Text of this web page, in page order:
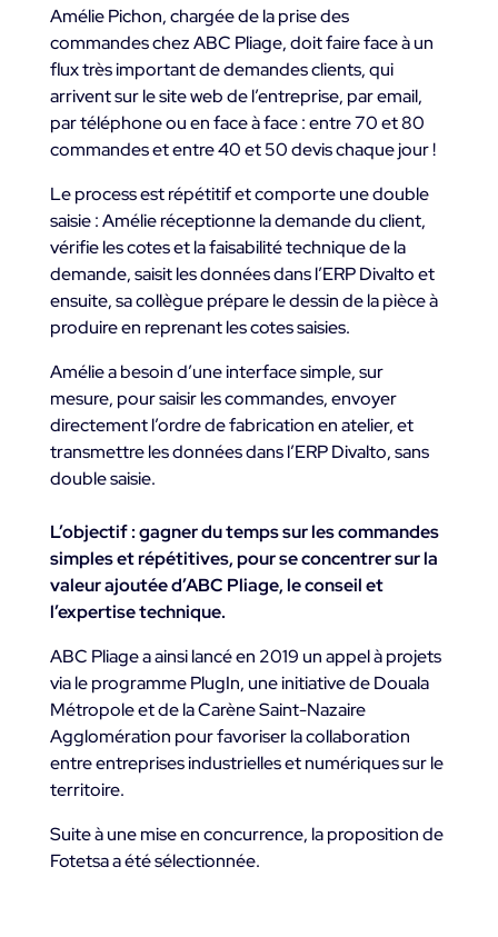
Amélie Pichon, chargée de la prise des
commandes chez ABC Pliage, doit faire face à un
flux très important de demandes clients, qui
arrivent sur le site web de l’entreprise, par email,
par téléphone ou en face à face : entre 70 et 80
commandes et entre 40 et 50 devis chaque jour !
Le process est répétitif et comporte une double
saisie : Amélie réceptionne la demande du client,
vérifie les cotes et la faisabilité technique de la
demande, saisit les données dans l’ERP Divalto et
ensuite, sa collègue prépare le dessin de la pièce à
produire en reprenant les cotes saisies.
Amélie a besoin d’une interface simple, sur
mesure, pour saisir les commandes, envoyer
directement l’ordre de fabrication en atelier, et
transmettre les données dans l’ERP Divalto, sans
double saisie.
L’objectif : gagner du temps sur les commandes
simples et répétitives, pour se concentrer sur la
valeur ajoutée d’ABC Pliage, le conseil et
l’expertise technique.
ABC Pliage a ainsi lancé en 2019 un appel à projets
via le programme PlugIn, une initiative de Douala
Métropole et de la Carène Saint-Nazaire
Agglomération pour favoriser la collaboration
entre entreprises industrielles et numériques sur le
territoire.
Suite à une mise en concurrence, la proposition de
Fotetsa a été sélectionnée.